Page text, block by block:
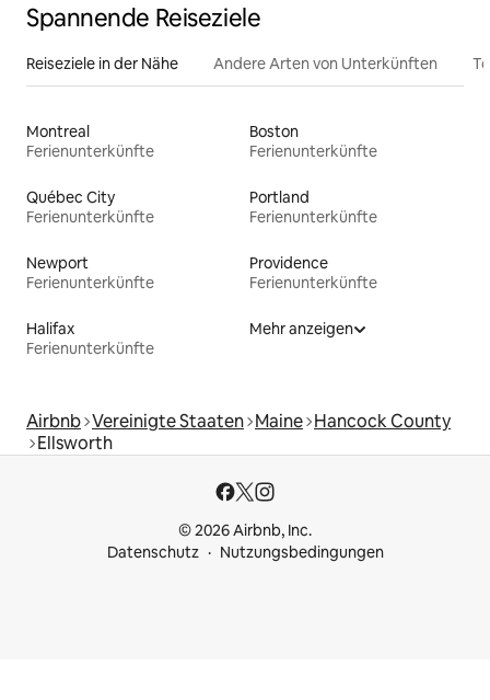
Spannende Reiseziele
Reiseziele in der Nähe Andere Arten von Unterkünften
Montreal
Ferienunterkünfte
Boston
Ferienunterkünfte
Québec City
Ferienunterkünfte
Portland
Ferienunterkünfte
Newport
Ferienunterkünfte
Providence
Ferienunterkünfte
Halifax
Ferienunterkünfte
Mehr anzeigen
Airbnb Vereinigte Staaten Maine Hancock County
Ellsworth
© 2026 Airbnb, Inc.
Datenschutz
Nutzungsbedingungen